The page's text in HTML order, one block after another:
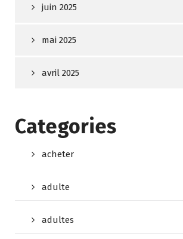
juin 2025
mai 2025
avril 2025
Categories
acheter
adulte
adultes